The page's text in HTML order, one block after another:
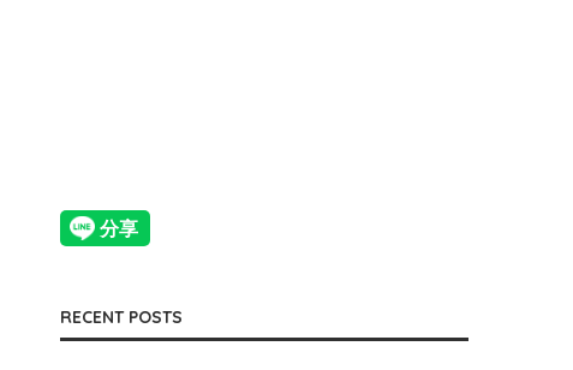
RECENT POSTS